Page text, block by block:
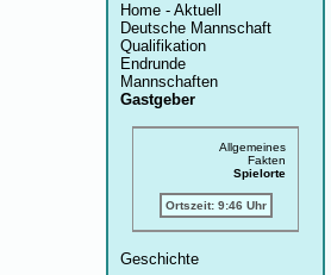
Home - Aktuell
Deutsche Mannschaft
Qualifikation
Endrunde
Mannschaften
Gastgeber
Allgemeines
Fakten
Spielorte
Ortszeit: 9:46 Uhr
Geschichte